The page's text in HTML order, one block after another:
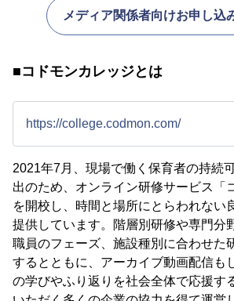
メディア関係者向けお申し込
■コドモンカレッジとは
https://college.codmon.com/
2021年7月、現場で働く保育者の持続
出のため、オンライン研修サービス「
を開校し、時間と場所にとらわれない
提供しています。階層別研修や専門分
職員のフェーズ、施設種別に合わせた
するとともに、アーカイブ動画配信も
の学びやふり返りを社会全体で応援す